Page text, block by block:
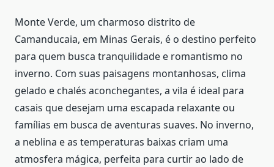
Monte Verde, um charmoso distrito de
Camanducaia, em Minas Gerais, é o destino perfeito
para quem busca tranquilidade e romantismo no
inverno. Com suas paisagens montanhosas, clima
gelado e chalés aconchegantes, a vila é ideal para
casais que desejam uma escapada relaxante ou
famílias em busca de aventuras suaves. No inverno,
a neblina e as temperaturas baixas criam uma
atmosfera mágica, perfeita para curtir ao lado de